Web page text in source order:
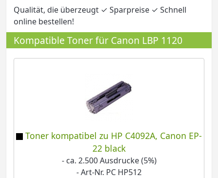
Qualität, die überzeugt ✓ Sparpreise ✓ Schnell
online bestellen!
Kompatible Toner für Canon LBP 1120
Toner kompatibel zu HP C4092A, Canon EP-
22 black
- ca. 2.500 Ausdrucke (5%)
- Art-Nr. PC HP512